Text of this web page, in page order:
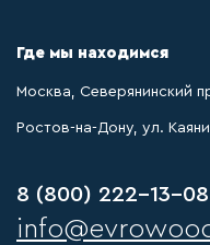
Где мы находимся
Москва, Северянинский
Ростов-на-Дону, ул.
8 (800) 222-13-08